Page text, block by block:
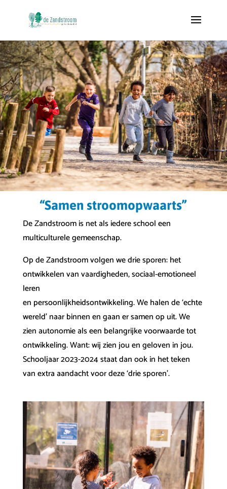
“Samen stroomopwaarts”
De Zandstroom is net als iedere school een
multiculturele gemeenschap.
Op de Zandstroom volgen we drie sporen: het
ontwikkelen van vaardigheden, sociaal-emotioneel
leren
en persoonlijkheidsontwikkeling. We halen de ‘echte
wereld’ naar binnen en gaan er samen op uit. We
zien autonomie als een belangrijke voorwaarde tot
ontwikkeling. Want: wij zien jou en geloven in jou.
Schooljaar 2023-2024 staat dan ook in het teken
van extra aandacht voor deze ‘drie sporen’.